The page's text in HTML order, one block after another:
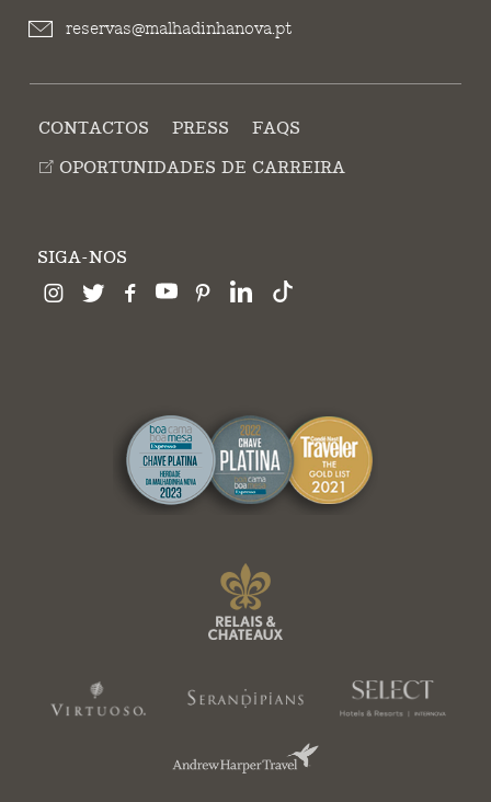
reservas@malhadinhanova.pt
CONTACTOS PRESS
FAQS
OPORTUNIDADES DE CARREIRA
SIGA-NOS